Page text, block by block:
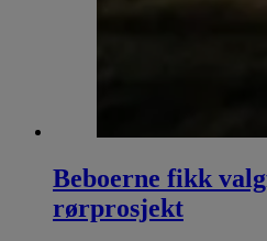
Beboerne fikk
rørprosjekt